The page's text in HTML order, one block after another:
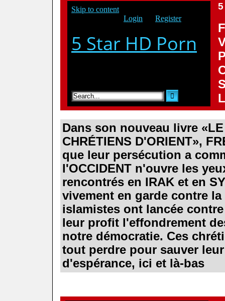
Dans son nouveau livre «
CHRÉTIENS D'ORIENT»,
que leur persécution a
l'OCCIDENT n'ouvre les
rencontrés en IRAK et en
vivement en garde contre
islamistes ont lancée
leur profit l'effondrement
notre démocratie. Ces
tout perdre pour sauver
d'espérance, ici et là-bas